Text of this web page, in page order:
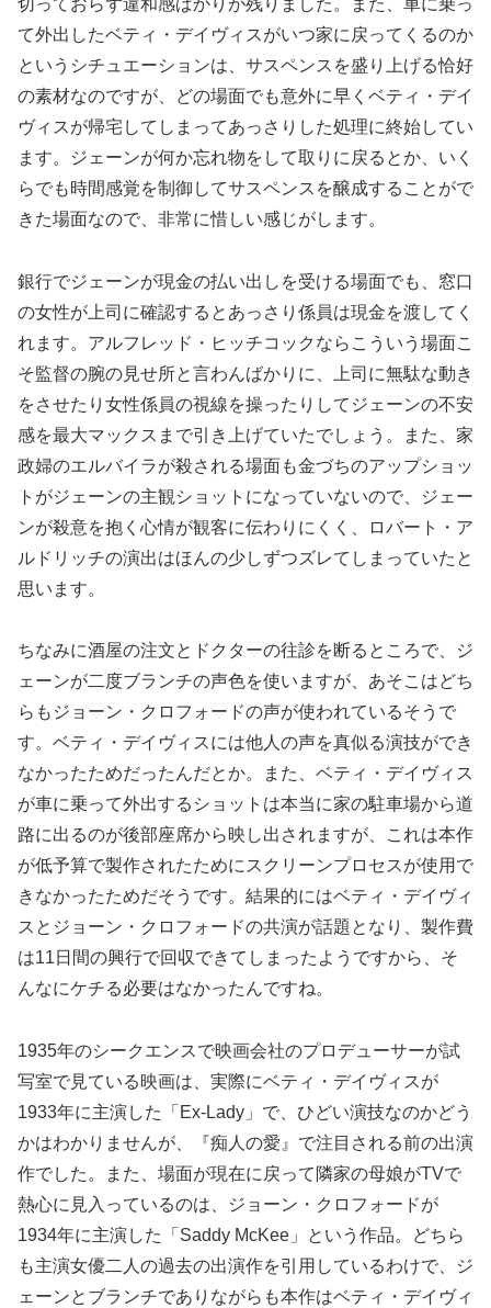
て外出したベティ・デイヴィスがいつ家に戻ってくるのか
というシチュエーションは、サスペンスを盛り上げる恰好
の素材なのですが、どの場面でも意外に早くベティ・デイ
ヴィスが帰宅してしまってあっさりした処理に終始してい
ます。ジェーンが何か忘れ物をして取りに戻るとか、いく
らでも時間感覚を制御してサスペンスを醸成することがで
きた場面なので、非常に惜しい感じがします。
銀行でジェーンが現金の払い出しを受ける場面でも、窓口
の女性が上司に確認するとあっさり係員は現金を渡してく
れます。アルフレッド・ヒッチコックならこういう場面こ
そ監督の腕の見せ所と言わんばかりに、上司に無駄な動き
をさせたり女性係員の視線を操ったりしてジェーンの不安
感を最大マックスまで引き上げていたでしょう。また、家
政婦のエルバイラが殺される場面も金づちのアップショッ
トがジェーンの主観ショットになっていないので、ジェー
ンが殺意を抱く心情が観客に伝わりにくく、ロバート・ア
ルドリッチの演出はほんの少しずつズレてしまっていたと
思います。
ちなみに酒屋の注文とドクターの往診を断るところで、ジ
ェーンが二度ブランチの声色を使いますが、あそこはどち
らもジョーン・クロフォードの声が使われているそうで
す。ベティ・デイヴィスには他人の声を真似る演技ができ
なかったためだったんだとか。また、ベティ・デイヴィス
が車に乗って外出するショットは本当に家の駐車場から道
路に出るのが後部座席から映し出されますが、これは本作
が低予算で製作されたためにスクリーンプロセスが使用で
きなかったためだそうです。結果的にはベティ・デイヴィ
スとジョーン・クロフォードの共演が話題となり、製作費
は11日間の興行で回収できてしまったようですから、そ
んなにケチる必要はなかったんですね。
1935年のシークエンスで映画会社のプロデューサーが試
写室で見ている映画は、実際にベティ・デイヴィスが
1933年に主演した「Ex-Lady」で、ひどい演技なのかどう
かはわかりませんが、『痴人の愛』で注目される前の出演
作でした。また、場面が現在に戻って隣家の母娘がTVで
熱心に見入っているのは、ジョーン・クロフォードが
1934年に主演した「Saddy McKee」という作品。どちら
も主演女優二人の過去の出演作を引用しているわけで、ジ
ェーンとブランチでありながらも本作はベティ・デイヴィ